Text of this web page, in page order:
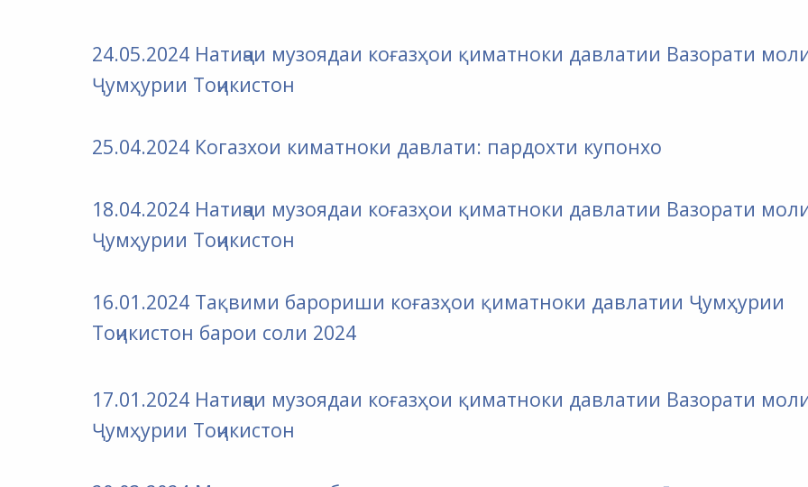
24.05.2024 Натиҷаи музоядаи коғазҳои қиматноки давлатии Вазорати
Ҷумҳурии Тоҷикистон
25.04.2024 Когазхои киматноки давлати: пардохти купонхо
18.04.2024 Натиҷаи музоядаи коғазҳои қиматноки давлатии Вазорати
Ҷумҳурии Тоҷикистон
16.01.2024 Тақвими барориши коғазҳои қиматноки давлатии Ҷумҳурии
Тоҷикистон барои соли 2024
17.01.2024 Натиҷаи музоядаи коғазҳои қиматноки давлатии Вазорати
Ҷумҳурии Тоҷикистон